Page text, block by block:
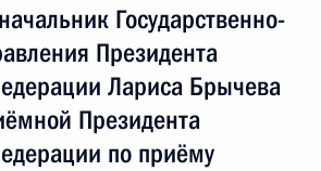
Государственно-
Президента
Лариса Брычева
Президента
по приёму